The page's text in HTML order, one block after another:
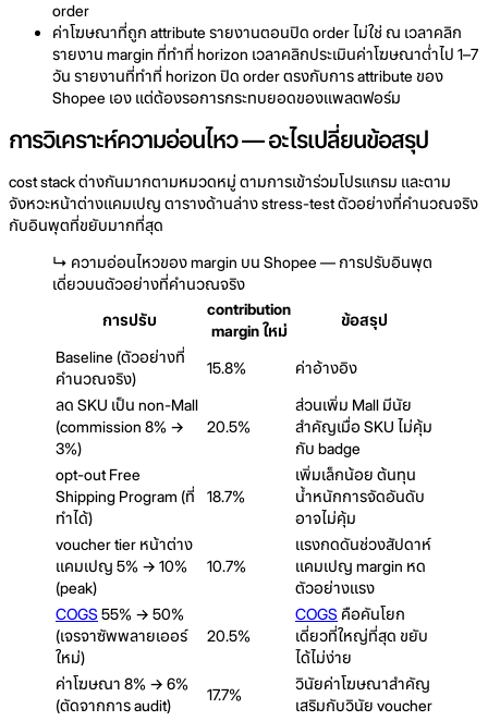
order
ค่าโฆษณาที่ถูก attribute รายงานตอนปิด order ไม่ใช่ ณ เวลาคลิก
รายงาน margin ที่ทำที่ horizon เวลาคลิกประเมินค่าโฆษณาต่ำไป 1–7
วัน รายงานที่ทำที่ horizon ปิด order ตรงกับการ attribute ของ
Shopee เอง แต่ต้องรอการกระทบยอดของแพลตฟอร์ม
การวิเคราะห์ความอ่อนไหว — อะไรเปลี่ยนข้อสรุป
cost stack ต่างกันมากตามหมวดหมู่ ตามการเข้าร่วมโปรแกรม และตาม
จังหวะหน้าต่างแคมเปญ ตารางด้านล่าง stress-test ตัวอย่างที่คำนวณจริง
กับอินพุตที่ขยับมากที่สุด
↳ ความอ่อนไหวของ margin บน Shopee — การปรับอินพุต
เดี่ยวบนตัวอย่างที่คำนวณจริง
การปรับ
contribution
margin ใหม่
ข้อสรุป
Baseline (ตัวอย่างที่
คำนวณจริง)
15.8%
ค่าอ้างอิง
ลด SKU เป็น non-Mall
(commission 8% →
3%)
20.5%
ส่วนเพิ่ม Mall มีนัย
สำคัญเมื่อ SKU ไม่คุ้ม
กับ badge
opt-out Free
Shipping Program (ที่
ทำได้)
18.7%
เพิ่มเล็กน้อย ต้นทุน
น้ำหนักการจัดอันดับ
อาจไม่คุ้ม
voucher tier หน้าต่าง
แคมเปญ 5% → 10%
(peak)
10.7%
แรงกดดันช่วงสัปดาห์
แคมเปญ margin หด
ตัวอย่างแรง
COGS55% → 50%
(เจรจาซัพพลายเออร์
ใหม่)
20.5%
COGS คือคันโยก
เดี่ยวที่ใหญ่ที่สุด ขยับ
ได้ไม่ง่าย
ค่าโฆษณา 8% → 6%
(ตัดจากการ audit)
17.7%
วินัยค่าโฆษณาสำคัญ
เสริมกับวินัย voucher